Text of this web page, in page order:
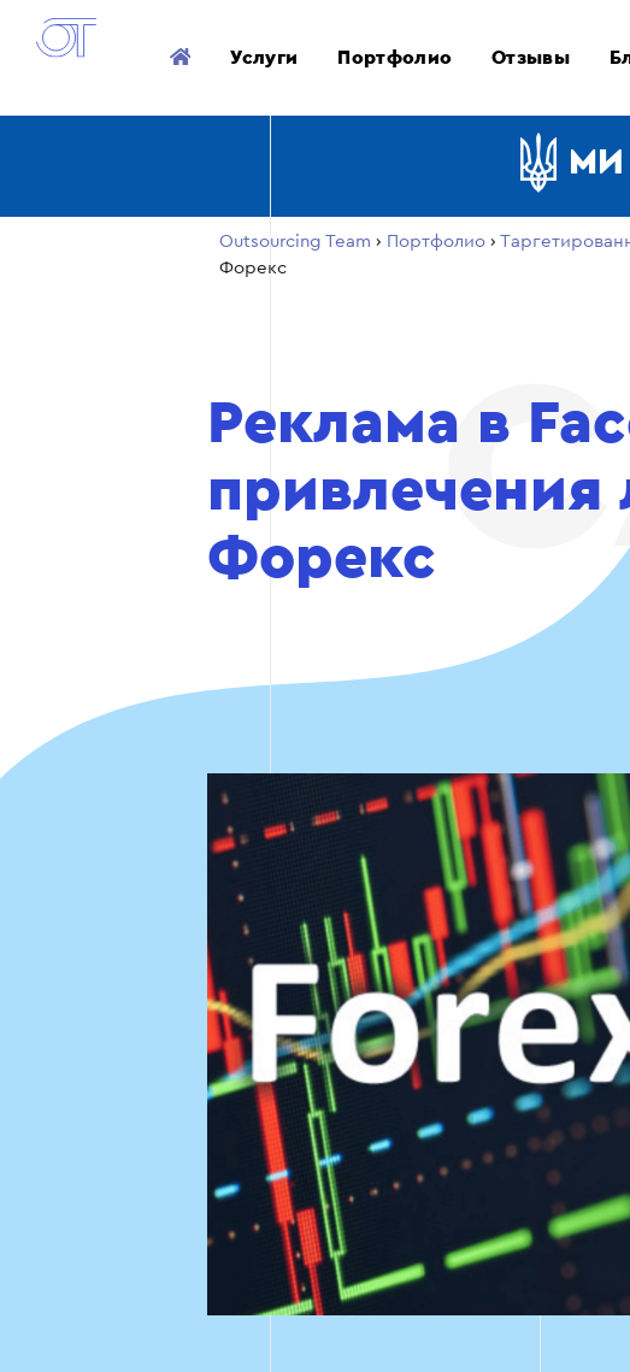
Услуги Портфолио Отзывы
МИ
Outsourcing Team › Портфолио ›
Форекс
Реклама в
привлечения
Форекс